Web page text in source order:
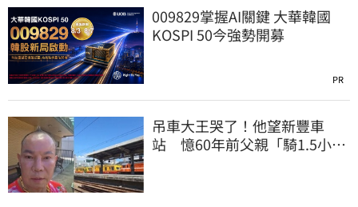
009829掌握AI關鍵 大華韓國
KOSPI 50今強勢開募
PR
吊車大王哭了！他望新豐車
站 憶60年前父親「騎1.5小時